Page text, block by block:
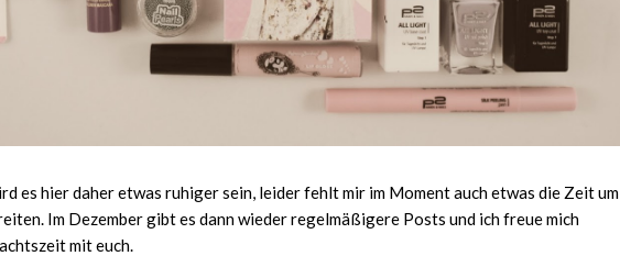
es hier daher etwas ruhiger sein, leider fehlt mir im Moment auch etwas die Zeit um
Im Dezember gibt es dann wieder regelmäßigere Posts und ich freue mich
mit euch.